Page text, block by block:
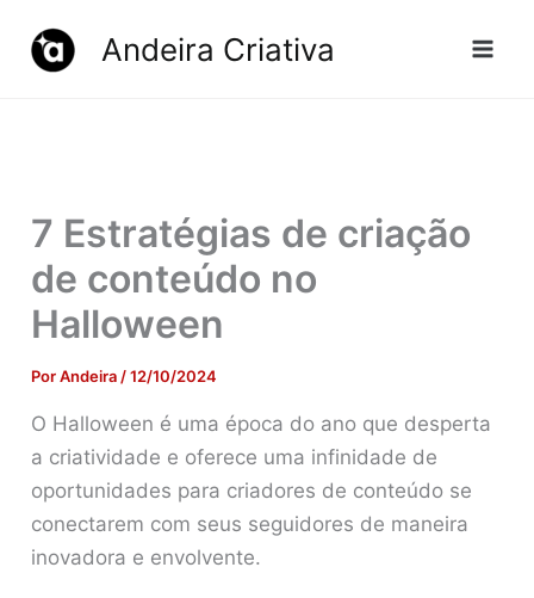
para
Andeira Criativa
7 Estratégias de criação
de conteúdo no
Halloween
PorAndeira /12/10/2024
O Halloween é uma época do ano que desperta
a criatividade e oferece uma infinidade de
oportunidades para criadores de conteúdo se
conectarem com seus seguidores de maneira
inovadora e envolvente.